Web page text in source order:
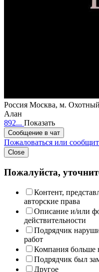
Россия Москва, м.
Алан
892... Показать
Сообщение в чат
Пожаловаться или
Close
Пожалуйста,
Контент,
авторские права
Описание и/или
действительности
Подрядчик
работ
Компания больше
Подрядчик был
Другое